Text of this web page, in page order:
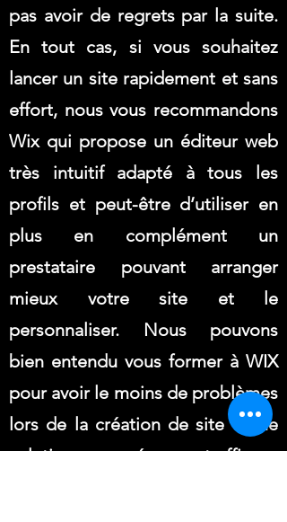
pas avoir de regrets par la suite.
En tout cas, si vous souhaitez
lancer un site rapidement et sans
effort, nous vous recommandons
Wix qui propose un éditeur web
très intuitif adapté à tous les
profils et peut-être d’utiliser en
plus en complément un
prestataire pouvant arranger
mieux votre site et le
personnaliser. Nous pouvons
bien entendu vous former à WIX
pour avoir le moins de problèmes
lors de la création de site - Une
solution peu onéreuse et efficace